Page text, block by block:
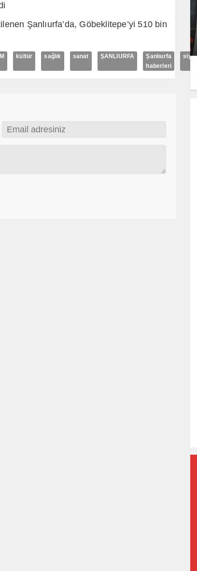
Şanlıurfa’da, Göbeklitepe’yi 510 bin
kültür sağlık sanat ŞANLIURFA
Şanlıurfa
haberleri